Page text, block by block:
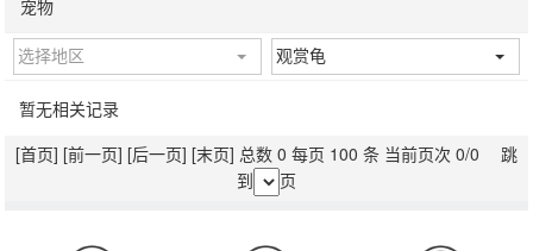
宠物
选择地区 观赏龟
暂无相关记录
[首页] [前一页] [后一页] [末页] 总数 0 每页 100 条 当前页次 0/0 跳
到
页